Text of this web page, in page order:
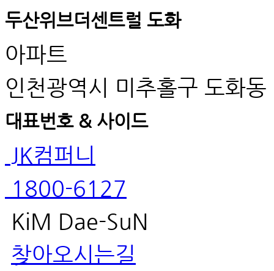
두산위브더센트럴 도화
아파트
인천광역시 미추홀구 도화
대표번호 & 사이드
JK컴퍼니
1800-6127
KiM Dae-SuN
찾아오시는길